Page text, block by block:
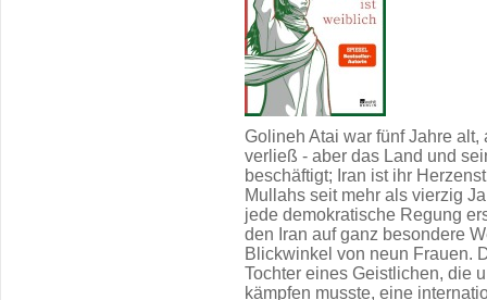
Golineh Atai war fünf Jahre
verließ - aber das Land und
beschäftigt; Iran ist ihr
Mullahs seit mehr als vierzig
jede demokratische Regung
den Iran auf ganz besondere
Blickwinkel von neun Frauen.
Tochter eines Geistlichen, die
kämpfen musste, eine